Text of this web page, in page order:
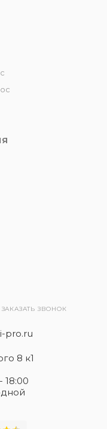
ЗАКАЗАТЬ ЗВОНОК
pro.ru
8 к1
18:00